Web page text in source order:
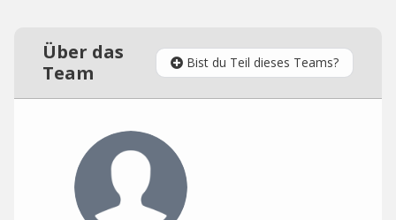
Über das
Team
Bist du Teil dieses Teams?